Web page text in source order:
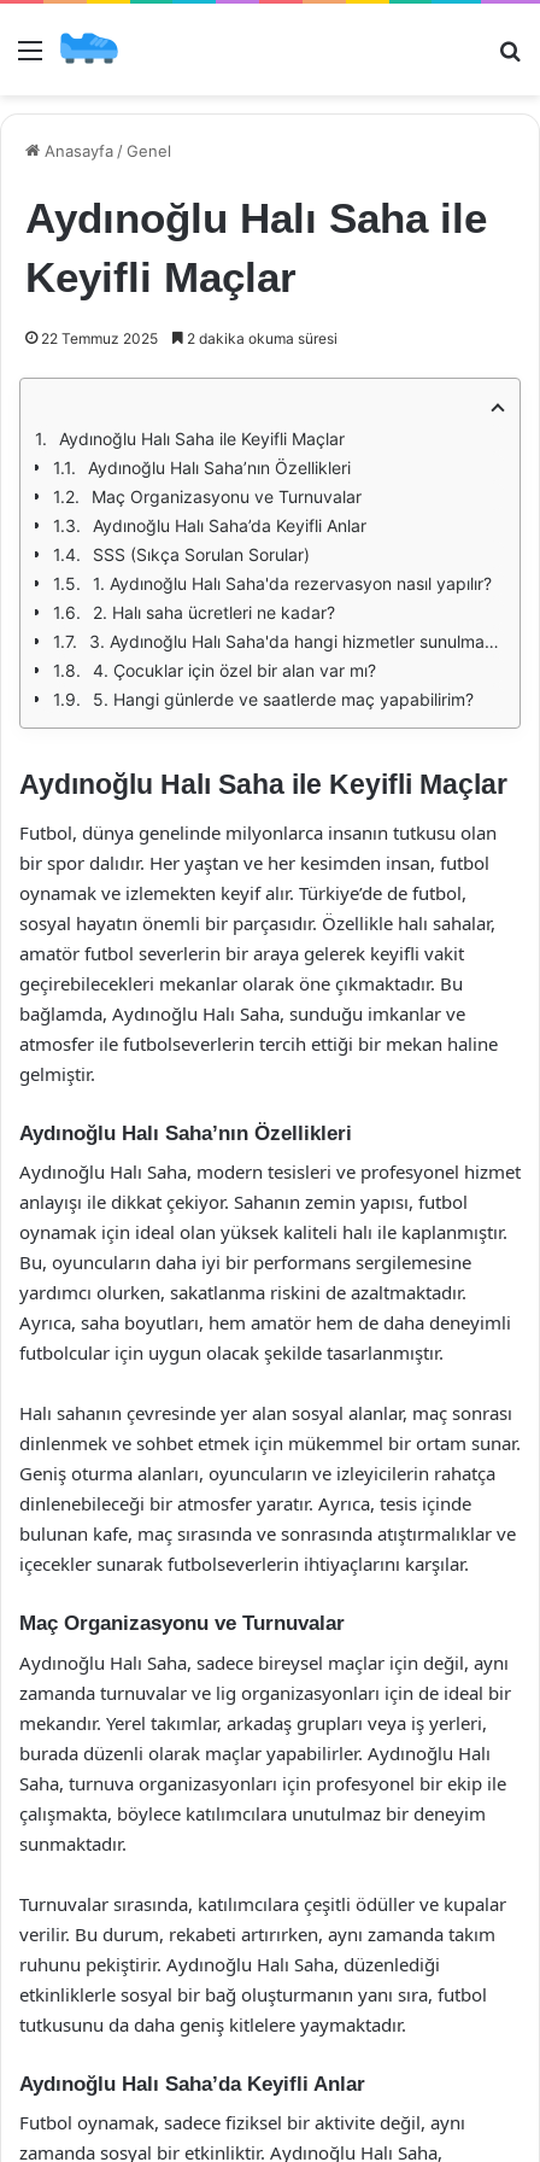
Menü
Anasayfa /Genel
Aydınoğlu Halı Saha ile
Keyifli Maçlar
22 Temmuz 2025 2 dakika okuma süresi
Aydınoğlu Halı Saha ile Keyifli Maçlar
Aydınoğlu Halı Saha’nın Özellikleri
Maç Organizasyonu ve Turnuvalar
Aydınoğlu Halı Saha’da Keyifli Anlar
SSS (Sıkça Sorulan Sorular)
1. Aydınoğlu Halı Saha'da rezervasyon nasıl yapılır?
2. Halı saha ücretleri ne kadar?
3. Aydınoğlu Halı Saha'da hangi hizmetler sunulmaktadır?
4. Çocuklar için özel bir alan var mı?
5. Hangi günlerde ve saatlerde maç yapabilirim?
Aydınoğlu Halı Saha ile Keyifli Maçlar
Futbol, dünya genelinde milyonlarca insanın tutkusu olan
bir spor dalıdır. Her yaştan ve her kesimden insan, futbol
oynamak ve izlemekten keyif alır. Türkiye’de de futbol,
sosyal hayatın önemli bir parçasıdır. Özellikle halı sahalar,
amatör futbol severlerin bir araya gelerek keyifli vakit
geçirebilecekleri mekanlar olarak öne çıkmaktadır. Bu
bağlamda, Aydınoğlu Halı Saha, sunduğu imkanlar ve
atmosfer ile futbolseverlerin tercih ettiği bir mekan haline
gelmiştir.
Aydınoğlu Halı Saha’nın Özellikleri
Aydınoğlu Halı Saha, modern tesisleri ve profesyonel hizmet
anlayışı ile dikkat çekiyor. Sahanın zemin yapısı, futbol
oynamak için ideal olan yüksek kaliteli halı ile kaplanmıştır.
Bu, oyuncuların daha iyi bir performans sergilemesine
yardımcı olurken, sakatlanma riskini de azaltmaktadır.
Ayrıca, saha boyutları, hem amatör hem de daha deneyimli
futbolcular için uygun olacak şekilde tasarlanmıştır.
Halı sahanın çevresinde yer alan sosyal alanlar, maç sonrası
dinlenmek ve sohbet etmek için mükemmel bir ortam sunar.
Geniş oturma alanları, oyuncuların ve izleyicilerin rahatça
dinlenebileceği bir atmosfer yaratır. Ayrıca, tesis içinde
bulunan kafe, maç sırasında ve sonrasında atıştırmalıklar ve
içecekler sunarak futbolseverlerin ihtiyaçlarını karşılar.
Maç Organizasyonu ve Turnuvalar
Aydınoğlu Halı Saha, sadece bireysel maçlar için değil, aynı
zamanda turnuvalar ve lig organizasyonları için de ideal bir
mekandır. Yerel takımlar, arkadaş grupları veya iş yerleri,
burada düzenli olarak maçlar yapabilirler. Aydınoğlu Halı
Saha, turnuva organizasyonları için profesyonel bir ekip ile
çalışmakta, böylece katılımcılara unutulmaz bir deneyim
sunmaktadır.
Turnuvalar sırasında, katılımcılara çeşitli ödüller ve kupalar
verilir. Bu durum, rekabeti artırırken, aynı zamanda takım
ruhunu pekiştirir. Aydınoğlu Halı Saha, düzenlediği
etkinliklerle sosyal bir bağ oluşturmanın yanı sıra, futbol
tutkusunu da daha geniş kitlelere yaymaktadır.
Aydınoğlu Halı Saha’da Keyifli Anlar
Futbol oynamak, sadece fiziksel bir aktivite değil, aynı
zamanda sosyal bir etkinliktir. Aydınoğlu Halı Saha,